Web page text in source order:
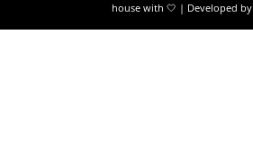
house with 🤍 | Developed by